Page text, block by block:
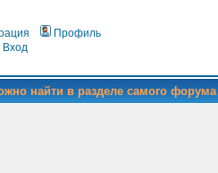
Профиль
Вход
найти в разделе самого форума